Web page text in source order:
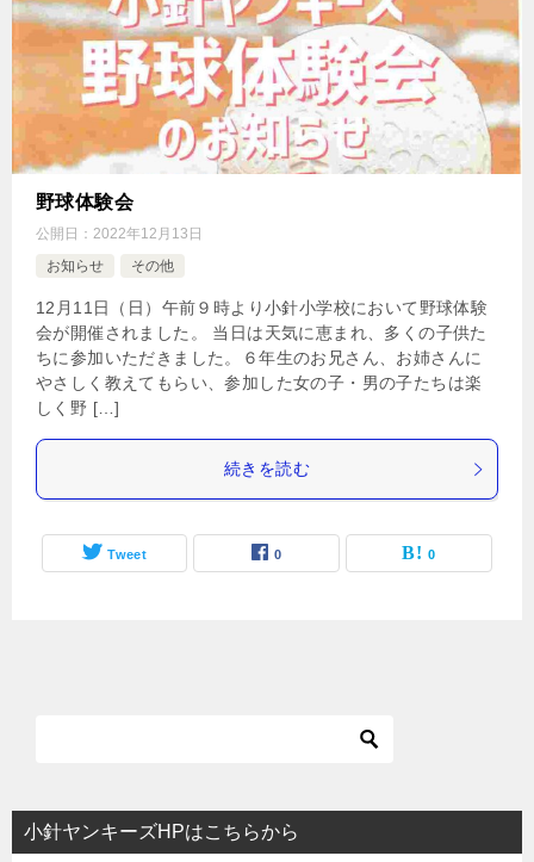
野球体験会
公開日： 2022年12月13日
お知らせ
その他
12月11日（日）午前９時より小針小学校において野球体験
会が開催されました。 当日は天気に恵まれ、多くの子供た
ちに参加いただきました。６年生のお兄さん、お姉さんに
やさしく教えてもらい、参加した女の子・男の子たちは楽
しく野 […]
続きを読む
Tweet 0 0
小針ヤンキーズHPはこちらから